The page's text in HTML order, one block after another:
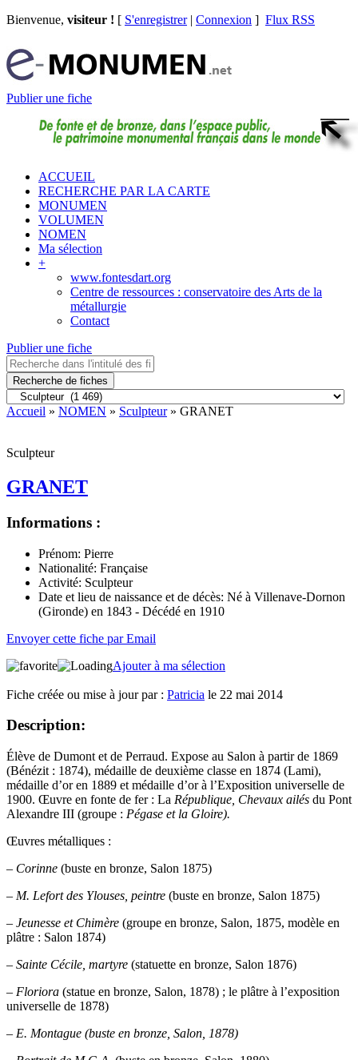
Bienvenue, visiteur ! [ S'enregistrer| Connexion ] Flux RSS
Publier une fiche
ACCUEIL
RECHERCHE PAR LA CARTE
MONUMEN
VOLUMEN
NOMEN
Ma sélection
+
www.fontesdart.org
Centre de ressources : conservatoire des Arts de la
métallurgie
Contact
Publier une fiche
Recherche de fiches
Accueil » NOMEN » Sculpteur» GRANET
Sculpteur
GRANET
Informations :
Prénom: Pierre
Nationalité: Française
Activité: Sculpteur
Date et lieu de naissance et de décès: Né à Villenave-Dornon
(Gironde) en 1843 - Décédé en 1910
Envoyer cette fiche par Email
Ajouter à ma sélection
Fiche créée ou mise à jour par : Patricia le 22 mai 2014
Description:
Élève de Dumont et de Perraud. Expose au Salon à partir de 1869
(Bénézit : 1874), médaille de deuxième classe en 1874 (Lami),
médaille d’or en 1889 et médaille d’or à l’Exposition universelle de
1900. Œuvre en fonte de fer : La République, Chevaux ailés du Pont
Alexandre III (groupe : Pégase et la Gloire).
Œuvres métalliques :
– Corinne (buste en bronze, Salon 1875)
– M. Lefort des Ylouses, peintre (buste en bronze, Salon 1875)
– Jeunesse et Chimère (groupe en bronze, Salon, 1875, modèle en
plâtre : Salon 1874)
– Sainte Cécile, martyre (statuette en bronze, Salon 1876)
– Floriora (statue en bronze, Salon, 1878) ; le plâtre à l’exposition
universelle de 1878)
– E. Montague (buste en bronze, Salon, 1878)